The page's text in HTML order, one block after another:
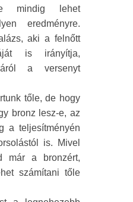
mindig lehet
eredményre.
aki a felnőtt
is irányítja,
a versenyt
tőle, de hogy
bronz lesz-e, az
a teljesítményén
is. Mivel
már a bronzért,
számítani tőle